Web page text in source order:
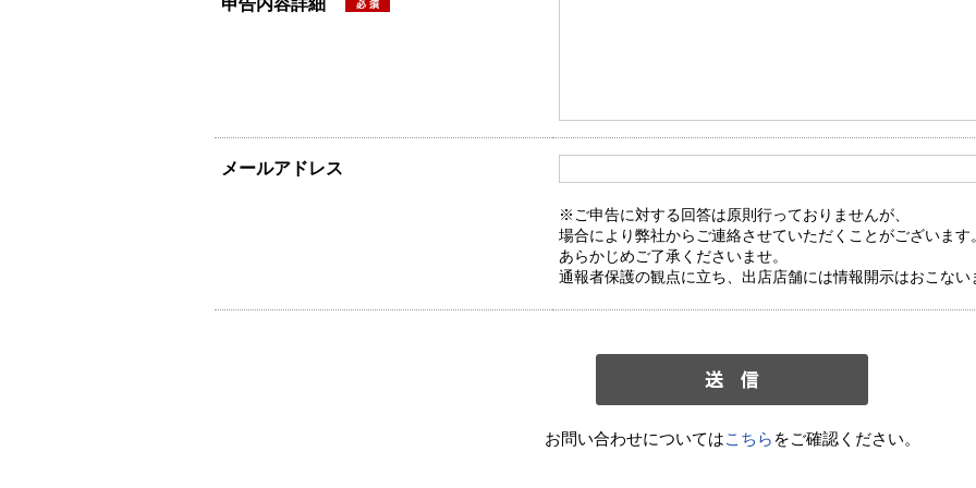
申告内容詳細
メールアドレス
※ご申告に対する回答は原則行っておりませんが、
場合により弊社からご連絡させていただくことがございます。
あらかじめご了承くださいませ。
通報者保護の観点に立ち、出店店舗には情報開示はおこない
お問い合わせについてはこちら をご確認ください。